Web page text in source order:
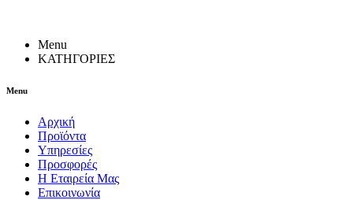
Menu
ΚΑΤΗΓΟΡΙΕΣ
Menu
Αρχική
Προϊόντα
Υπηρεσίες
Προσφορές
Η Εταιρεία Μας
Επικοινωνία